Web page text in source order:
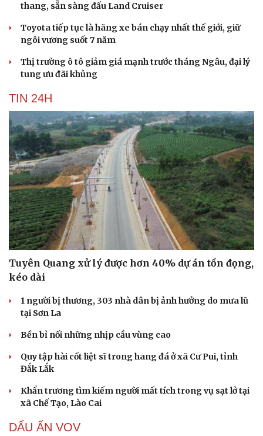
thang, sẵn sàng đấu Land Cruiser
Toyota tiếp tục là hãng xe bán chạy nhất thế giới, giữ
ngôi vương suốt 7 năm
Thị trường ô tô giảm giá mạnh trước tháng Ngâu, đại lý
tung ưu đãi khủng
TIN 24H
Tuyên Quang xử lý được hơn 40% dự án tồn đọng,
kéo dài
1 người bị thương, 303 nhà dân bị ảnh hưởng do mưa lũ
tại Sơn La
Bền bỉ nối những nhịp cầu vùng cao
Quy tập hài cốt liệt sĩ trong hang đá ở xã Cư Pui, tỉnh
Đắk Lắk
Khẩn trương tìm kiếm người mất tích trong vụ sạt lở tại
xã Chế Tạo, Lào Cai
DẤU ẤN VOV